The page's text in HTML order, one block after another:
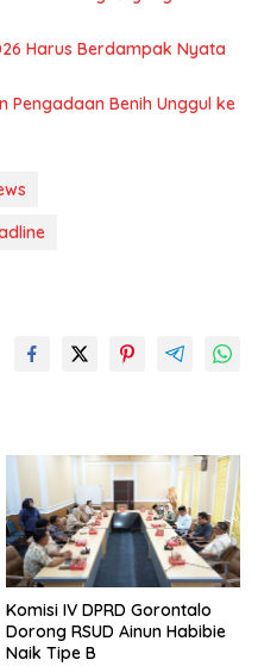
Harus Berdampak Nyata
Pengadaan Benih Unggul ke
Komisi IV DPRD Gorontalo
Dorong RSUD Ainun Habibie
Naik Tipe B